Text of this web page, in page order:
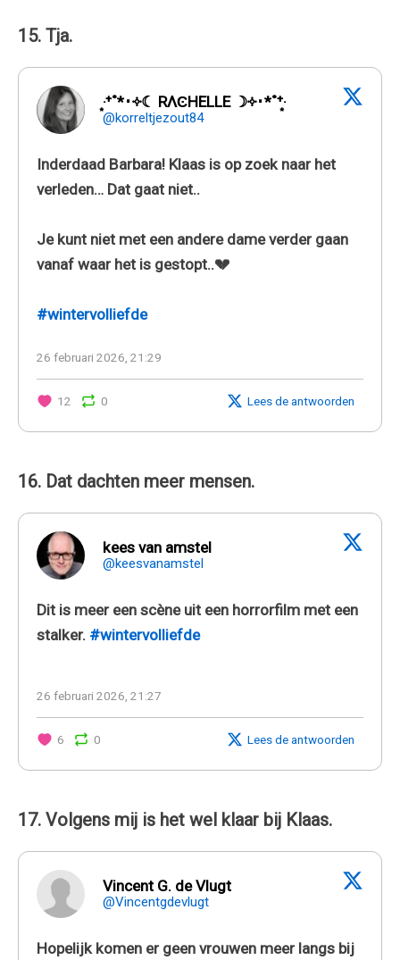
15. Tja.
‧͙⁺˚*･༓☾ RΛϾHELLE ☽༓･*˚⁺‧͙
@korreltjezout84
Inderdaad Barbara! Klaas is op zoek naar het
verleden… Dat gaat niet..
Je kunt niet met een andere dame verder gaan
vanaf waar het is gestopt..💔
#wintervolliefde
26 februari 2026, 21:29
12 0 Lees de antwoorden
16. Dat dachten meer mensen.
kees van amstel
@keesvanamstel
Dit is meer een scène uit een horrorfilm met een
stalker. #wintervolliefde
26 februari 2026, 21:27
6 0 Lees de antwoorden
17. Volgens mij is het wel klaar bij Klaas.
Vincent G. de Vlugt
@Vincentgdevlugt
Hopelijk komen er geen vrouwen meer langs bij